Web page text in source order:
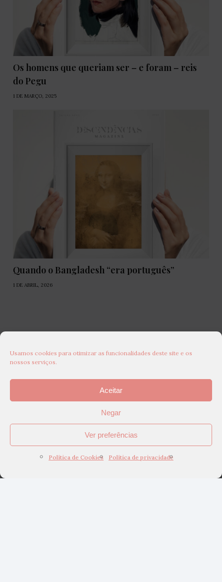
Usamos cookies para otimizar as funcionalidades deste site e os
nossos serviços.
Aceitar
Negar
Ver preferências
Política de Cookies Política de privacidade
Os homens que queriam ser – e foram – reis
do Pegu
1 DE MARÇO, 2025
Quando o Bangladesh “era português”
1 DE ABRIL, 2026